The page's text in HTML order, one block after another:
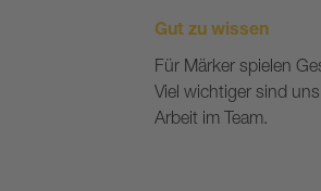
Gut zu wissen
Für Märker spielen
Viel wichtiger sind
Arbeit im Team.